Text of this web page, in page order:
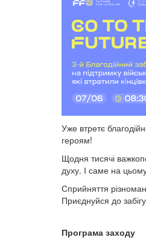
Уже втретє
героям!
Щодня тисячі
духу. І саме на
Сприйняття
Приєднуйся до
Програма заходу